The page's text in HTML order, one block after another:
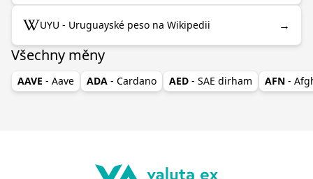
UYU - Uruguayské peso na Wikipedii →
Všechny měny
AAVE - Aave ADA - Cardano AED - SAE dirham AFN -